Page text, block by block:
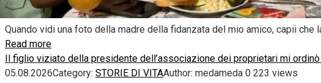
Quando vidi una foto della madre della fidanzata del mio amico, capii
Read more
Il figlio viziato della presidente dell’associazione dei proprietari mi
05.08.2026Category: STORIE DI VITAAuthor: medameda 0 223 views